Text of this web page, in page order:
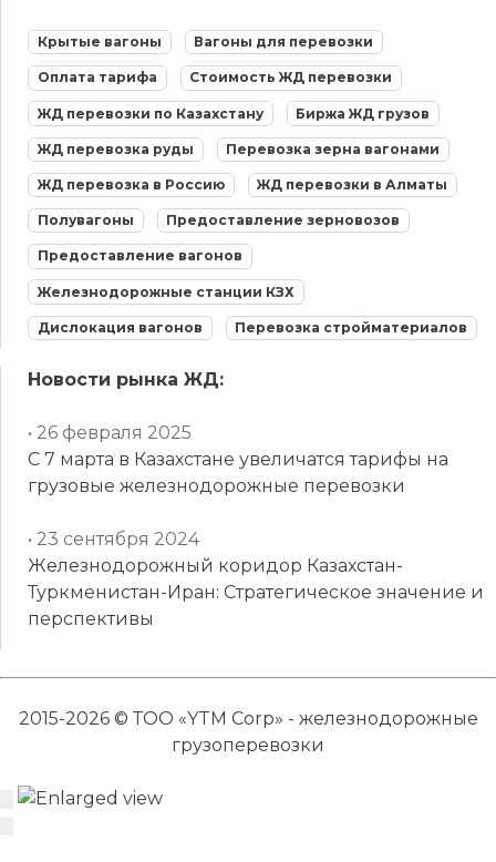
Крытые вагоны Вагоны для перевозки
Оплата тарифа Стоимость ЖД перевозки
ЖД перевозки по Казахстану Биржа ЖД грузов
ЖД перевозка руды Перевозка зерна вагонами
ЖД перевозка в Россию ЖД перевозки в Алматы
Полувагоны Предоставление зерновозов
Предоставление вагонов
Железнодорожные станции КЗХ
Дислокация вагонов Перевозка стройматериалов
Новости рынка ЖД:
• 26 февраля 2025
С 7 марта в Казахстане увеличатся тарифы на
грузовые железнодорожные перевозки
• 23 сентября 2024
Железнодорожный коридор Казахстан-
Туркменистан-Иран: Стратегическое значение и
перспективы
2015-2026 © ТОО «YTM Corp» - железнодорожные
грузоперевозки